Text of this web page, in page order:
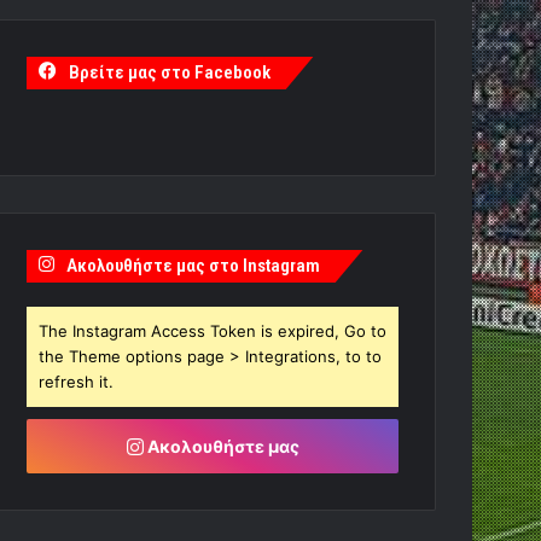
Βρείτε μας στο Facebook
Ακολουθήστε μας στο Instagram
The Instagram Access Token is expired, Go to
the Theme options page > Integrations, to to
refresh it.
Ακολουθήστε μας